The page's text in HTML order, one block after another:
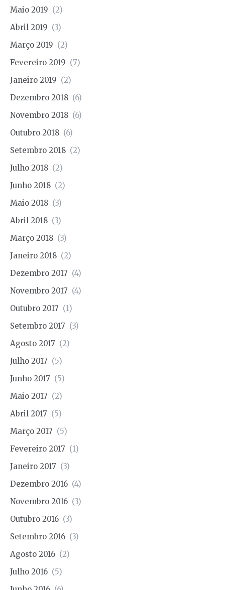
Maio 2019 (2)
Abril 2019 (3)
Março 2019 (2)
Fevereiro 2019 (7)
Janeiro 2019 (2)
Dezembro 2018 (6)
Novembro 2018 (6)
Outubro 2018 (6)
Setembro 2018 (2)
Julho 2018 (2)
Junho 2018 (2)
Maio 2018 (3)
Abril 2018 (3)
Março 2018 (3)
Janeiro 2018 (2)
Dezembro 2017 (4)
Novembro 2017 (4)
Outubro 2017 (1)
Setembro 2017 (3)
Agosto 2017 (2)
Julho 2017 (5)
Junho 2017 (5)
Maio 2017 (2)
Abril 2017 (5)
Março 2017 (5)
Fevereiro 2017 (1)
Janeiro 2017 (3)
Dezembro 2016 (4)
Novembro 2016 (3)
Outubro 2016 (3)
Setembro 2016 (3)
Agosto 2016 (2)
Julho 2016 (5)